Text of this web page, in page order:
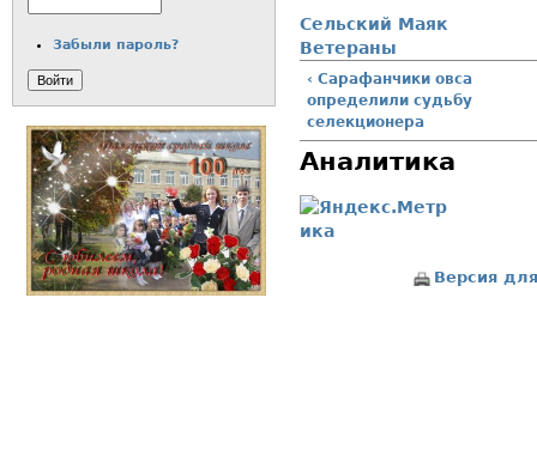
Сельский Маяк
Ветераны
‹ Сарафанчики овса
определили судьбу
селекционера
Аналитика
Версия
Забыли пароль?